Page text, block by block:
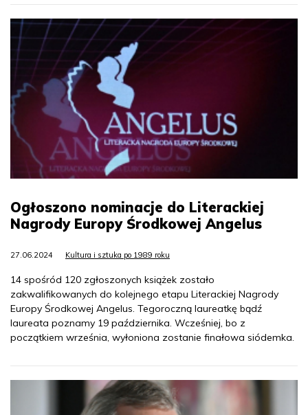
Ogłoszono nominacje do Literackiej
Nagrody Europy Środkowej Angelus
27.06.2024 Kultura i sztuka po 1989 roku
14 spośród 120 zgłoszonych książek zostało
zakwalifikowanych do kolejnego etapu Literackiej Nagrody
Europy Środkowej Angelus. Tegoroczną laureatkę bądź
laureata poznamy 19 października. Wcześniej, bo z
początkiem września, wyłoniona zostanie finałowa siódemka.